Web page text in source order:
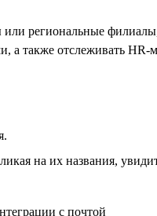
или региональные
а также отслеживать HR-
на их названия,